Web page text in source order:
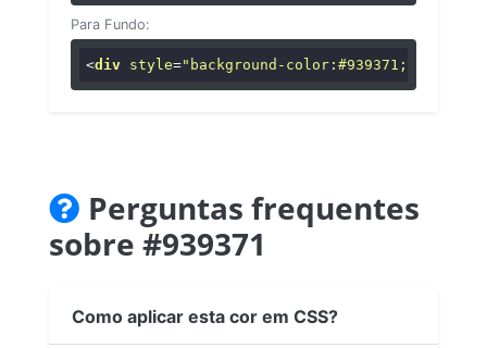
Para Fundo:
<div style="background-color:#939371;"
Perguntas frequentes
sobre #939371
Como aplicar esta cor em CSS?